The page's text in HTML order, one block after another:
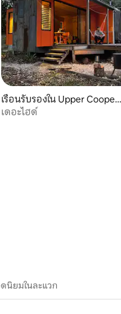
จาก 5, 134 รีวิว
เรือนรับรองใน Upper Coopers
Creek
เดอะไฮด์
นิยมในละแวก